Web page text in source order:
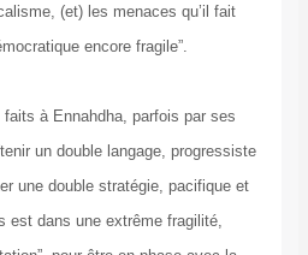
(et) les menaces qu’il fait
encore fragile”.
faits à Ennahdha, parfois par ses
un double langage, progressiste
une double stratégie, pacifique et
est dans une extrême fragilité,